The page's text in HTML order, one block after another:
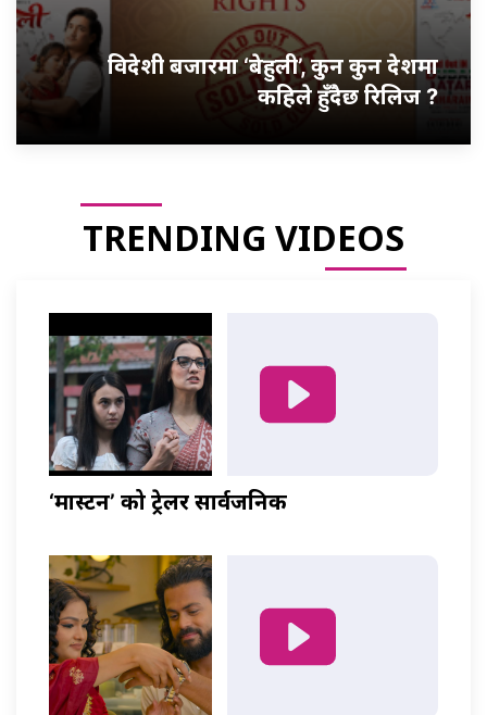
विदेशी बजारमा ‘बेहुली’, कुन कुन देशमा
कहिले हुँदैछ रिलिज ?
TRENDING VIDEOS
‘मास्टर्नी’ को ट्रेलर सार्वजनिक